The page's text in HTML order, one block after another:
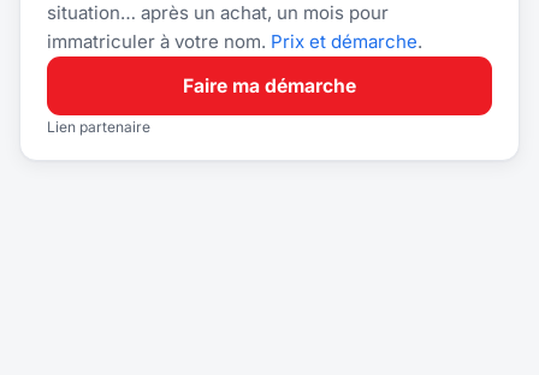
situation… après un achat, un mois pour
immatriculer à votre nom. Prix et démarche.
Faire ma démarche
Lien partenaire